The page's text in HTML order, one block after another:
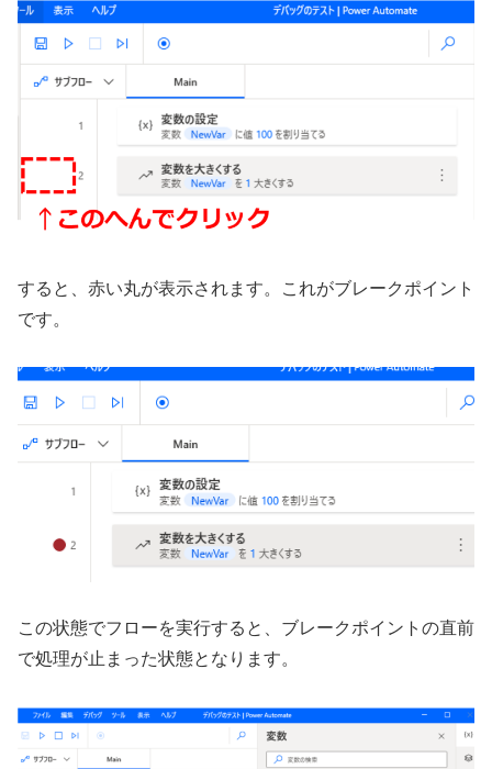
すると、赤い丸が表示されます。これがブレークポイント
です。
この状態でフローを実行すると、ブレークポイントの直前
で処理が止まった状態となります。